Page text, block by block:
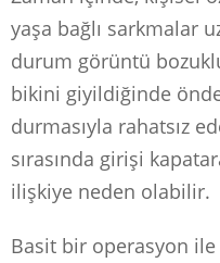
yaşa bağlı sarkmalar
durum görüntü
bikini giyildiğinde
durmasıyla rahatsız
sırasında girişi
ilişkiye neden olabilir.
Basit bir operasyon ile